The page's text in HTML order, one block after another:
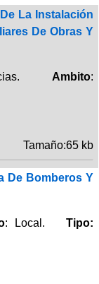
La Instalación
De Obras Y
Ambito:
Tamaño:65 kb
De Bomberos Y
: Local. Tipo: